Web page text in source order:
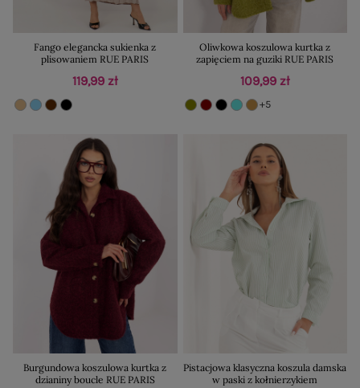
Fango elegancka sukienka z
plisowaniem RUE PARIS
119,99 zł
Oliwkowa koszulowa kurtka z
zapięciem na guziki RUE PARIS
109,99 zł
+5
Burgundowa koszulowa kurtka z
dzianiny boucle RUE PARIS
Pistacjowa klasyczna koszula damska
w paski z kołnierzykiem